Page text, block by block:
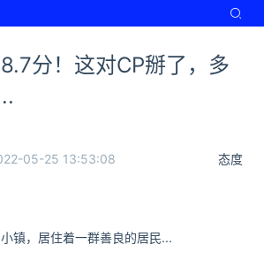
分！这对CP掰了，多
态度
05-25 13:53:08
镇，居住着一群善良的居民...